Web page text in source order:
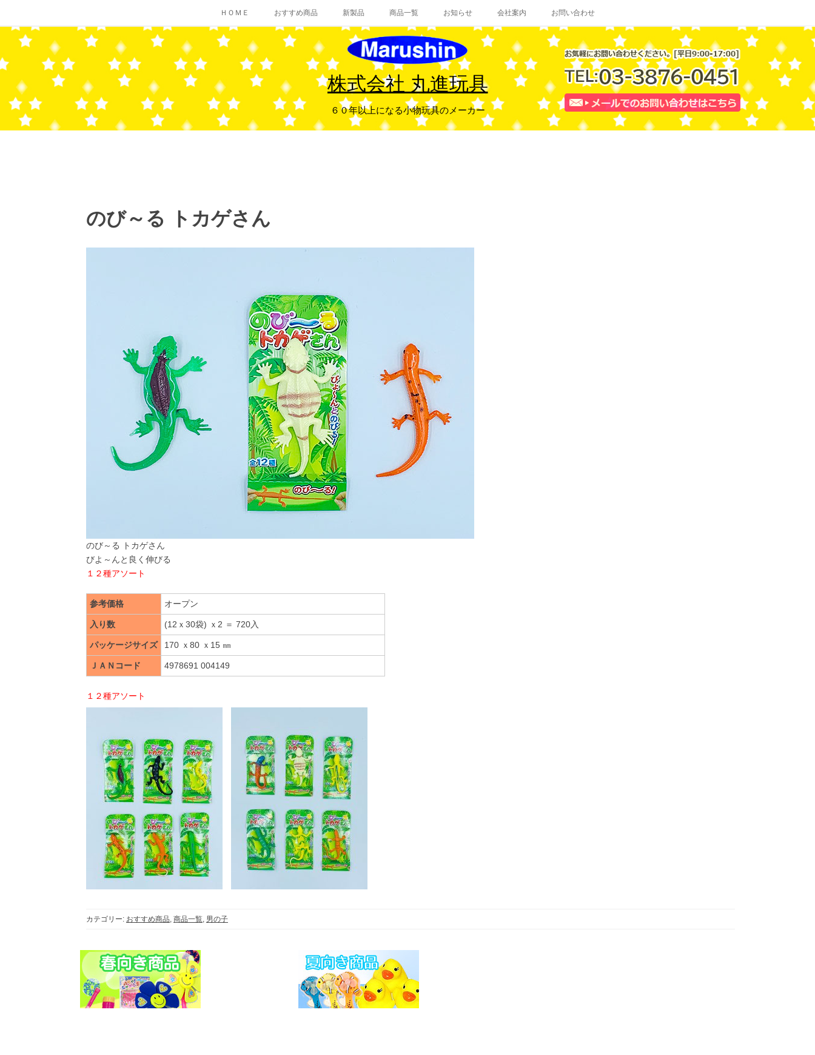
ツ
ＨＯＭＥ おすすめ商品 新製品 商品一覧 お知らせ 会社案内 お問い合わせ
株式会社 丸進玩具
６０年以上になる小物玩具のメーカー
のび～る トカゲさん
のび～る トカゲさん
びよ～んと良く伸びる
１２種アソート
参考価格 オープン
入り数 (12ｘ30袋) ｘ2 ＝ 720入
パッケージサイズ 170 ｘ80 ｘ15 ㎜
ＪＡＮコード 4978691 004149
１２種アソート
カテゴリー: おすすめ商品, 商品一覧, 男の子